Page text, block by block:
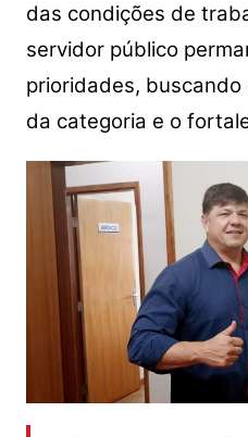
das condições de
servidor público
prioridades,
da categoria e o